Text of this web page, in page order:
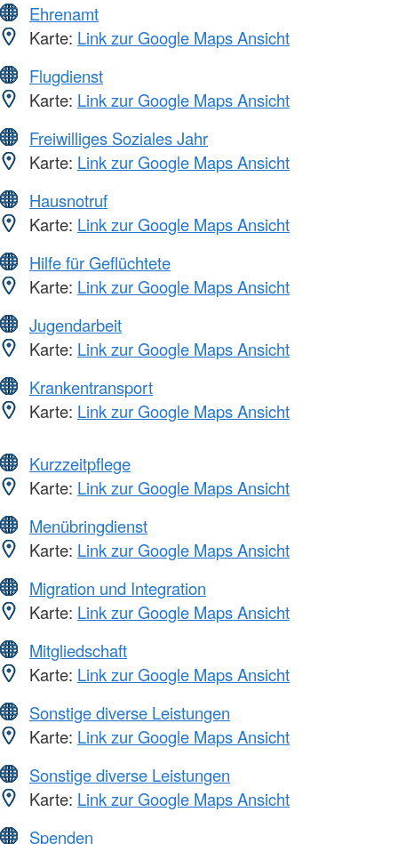
Ehrenamt
Karte: Link zur Google Maps Ansicht
Flugdienst
Karte: Link zur Google Maps Ansicht
Freiwilliges Soziales Jahr
Karte: Link zur Google Maps Ansicht
Hausnotruf
Karte: Link zur Google Maps Ansicht
Hilfe für Geflüchtete
Karte: Link zur Google Maps Ansicht
Jugendarbeit
Karte: Link zur Google Maps Ansicht
Krankentransport
Karte: Link zur Google Maps Ansicht
Kurzzeitpflege
Karte: Link zur Google Maps Ansicht
Menübringdienst
Karte: Link zur Google Maps Ansicht
Migration und Integration
Karte: Link zur Google Maps Ansicht
Mitgliedschaft
Karte: Link zur Google Maps Ansicht
Sonstige diverse Leistungen
Karte: Link zur Google Maps Ansicht
Sonstige diverse Leistungen
Karte: Link zur Google Maps Ansicht
Spenden